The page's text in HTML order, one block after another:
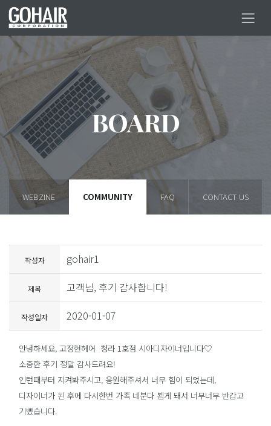
BOARD
WEBZINE COMMUNITY FAQ CONTACT US
작성자 gohair1
제목 고객님, 후기 감사합니다!
작성일자 2020-01-07
안녕하세요, 고정현헤어 청라 1호점 시아디자이너입니다♡
소중한 후기 정말 감사드려요!
인턴때부터 지켜봐주시고, 응원해주셔서 너무 힘이 되었는데,
디자이너가 된 후에 다시한번 가족 네분다 뵙게 돼서 너무너무 반갑고
기뻤습니다.